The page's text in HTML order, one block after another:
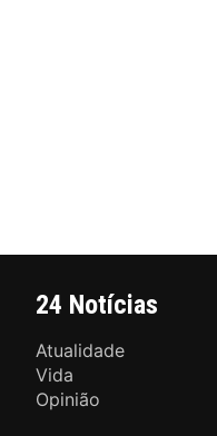
24 Notícias
Atualidade
Vida
Opinião